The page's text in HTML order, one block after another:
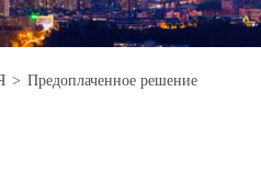
> Предоплаченное решение